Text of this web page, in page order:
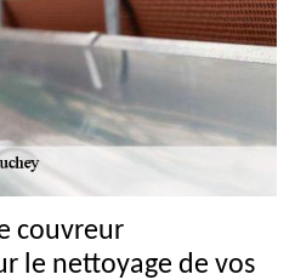
couvreur
le nettoyage de vos